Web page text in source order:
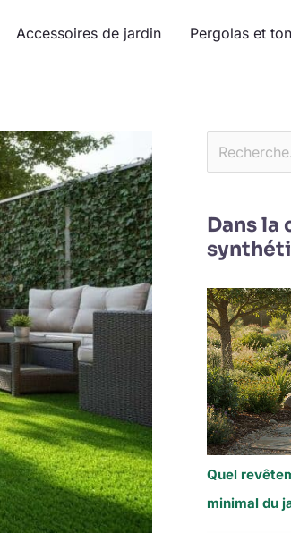
Accessoires de jardin
Pergolas et
Dans la
Quel
minimal du